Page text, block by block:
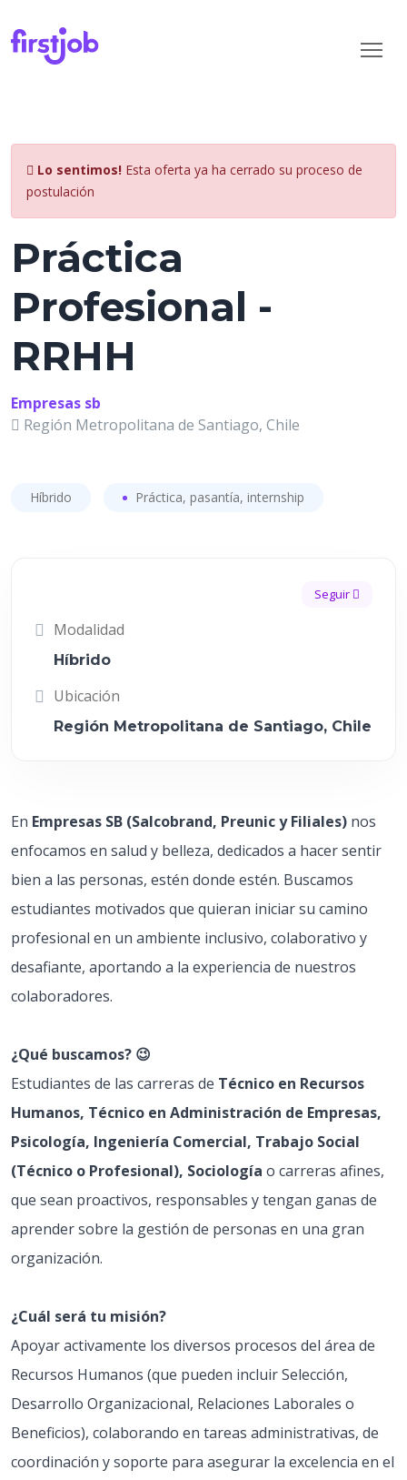
Lo sentimos! Esta oferta ya ha cerrado su proceso de
postulación
Práctica
Profesional -
RRHH
Empresas sb
Región Metropolitana de Santiago, Chile
Híbrido Práctica, pasantía, internship
Seguir
Modalidad
Híbrido
Ubicación
Región Metropolitana de Santiago, Chile
En Empresas SB (Salcobrand, Preunic y Filiales) nos
enfocamos en salud y belleza, dedicados a hacer sentir
bien a las personas, estén donde estén. Buscamos
estudiantes motivados que quieran iniciar su camino
profesional en un ambiente inclusivo, colaborativo y
desafiante, aportando a la experiencia de nuestros
colaboradores.
¿Qué buscamos? 😉
Estudiantes de las carreras de Técnico en Recursos
Humanos, Técnico en Administración de Empresas,
Psicología, Ingeniería Comercial, Trabajo Social
(Técnico o Profesional), Sociología o carreras afines,
que sean proactivos, responsables y tengan ganas de
aprender sobre la gestión de personas en una gran
organización.
¿Cuál será tu misión?
Apoyar activamente los diversos procesos del área de
Recursos Humanos (que pueden incluir Selección,
Desarrollo Organizacional, Relaciones Laborales o
Beneficios), colaborando en tareas administrativas, de
coordinación y soporte para asegurar la excelencia en el